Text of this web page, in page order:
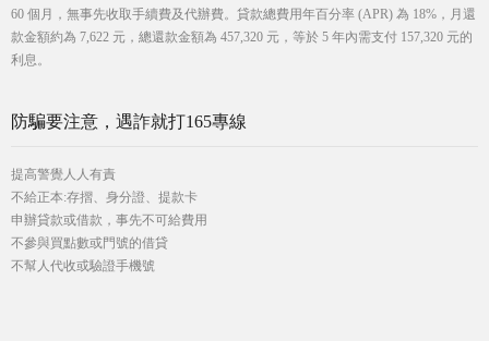
60 個月，無事先收取手續費及代辦費。貸款總費用年百分率 (APR) 為 18%，月還
款金額約為 7,622 元，總還款金額為 457,320 元，等於 5 年內需支付 157,320 元的
利息。
防騙要注意，遇詐就打165專線
提高警覺人人有責
不給正本:存摺、身分證、提款卡
申辦貸款或借款，事先不可給費用
不參與買點數或門號的借貸
不幫人代收或驗證手機號